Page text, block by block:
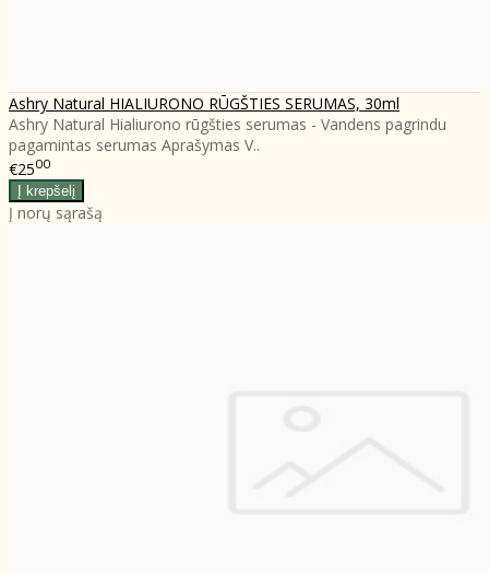
Ashry Natural HIALIURONO RŪGŠTIES SERUMAS, 30ml
Ashry Natural Hialiurono rūgšties serumas - Vandens pagrindu
pagamintas serumas Aprašymas V..
€2500
Į norų sąrašą